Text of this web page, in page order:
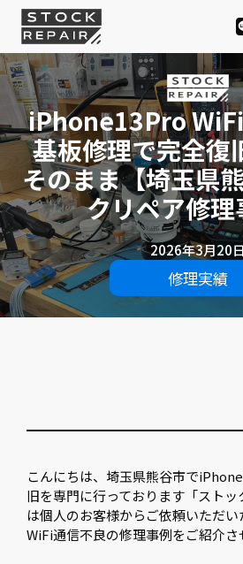
ン
ツ
ス
キ
プ
iPhone13Pro
基板修理で完全復
そのまま【埼玉県
クリペア修
2026年3月20日
修理実績
こんにちは、埼玉県熊谷市で
旧を専門に行っております「スト
は個人のお客様からご依頼いただ
WiFi通信不良の修理事例をご紹介さ